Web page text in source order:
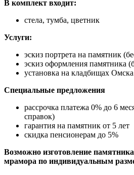
В комплект входит:
стела, тумба, цветник
Услуги:
эскиз портрета на памятник
эскиз оформления памятника
установка на кладбищах
Специальные предложения
рассрочка платежа 0% до 6
справок)
гарантия на памятник от 5 лет
скидка пенсионерам до 5%
Возможно изготовление
мрамора по индивидуальным